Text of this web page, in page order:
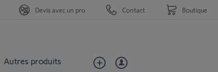
Autres produits
Devis avec un pro Contact Boutique